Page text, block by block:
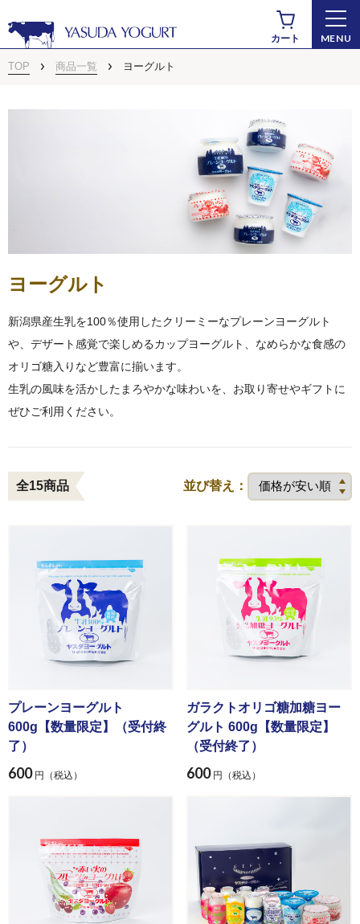
カート MENU
ドリンクヨーグルト
乳製品（バター・チー
スキンケア
ご自宅用
ギフト・詰め合わせ
TOP 商品一覧 ヨーグルト
ヨーグルト
新潟県産生乳を100％使用したクリーミーなプレーンヨーグルト
や、デザート感覚で楽しめるカップヨーグルト、なめらかな食感の
オリゴ糖入りなど豊富に揃います。
生乳の風味を活かしたまろやかな味わいを、お取り寄せやギフトに
ぜひご利用ください。
全15商品 並び替え：
プレーンヨーグルト
600g【数量限定】（受付終
了）
600 円（税込）
ガラクトオリゴ糖加糖ヨー
グルト 600g【数量限定】
（受付終了）
600 円（税込）